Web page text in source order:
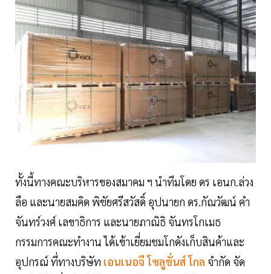
ทั้งนี้ทางคณะบริหารของสมาคม ฯ นำทีมโดย ดร เอนก.ล่วง
ลือ และนายสมคิด พิชัยศรีสวัสดิ์ อุปนายก ดร.กัณวัฒน์ คำ
จันทร์วงศ์ เลขาธิการ และนายภาณิธิ จันทรโกเมธ
กรรมการคณะทำงาน ได้เข้าเยี่ยมชมโกดังเก็บสินค้าและ
อุปกรณ์ ที่ทางบริษัท เอนเนอจี โซลูชั่นส์ โกล จำกัด จัด